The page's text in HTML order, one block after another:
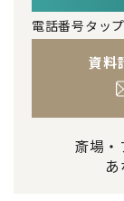
電話番号タッ
資料
斎場